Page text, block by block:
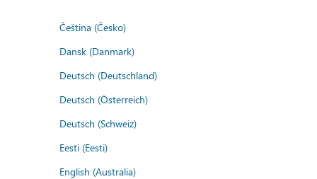
Čeština (Česko)
Dansk (Danmark)
Deutsch (Deutschland)
Deutsch (Österreich)
Deutsch (Schweiz)
Eesti (Eesti)
English (Australia)